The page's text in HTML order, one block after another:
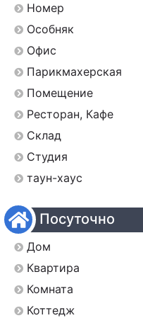
Номер
Особняк
Офис
Парикмахерская
Помещение
Ресторан, Кафе
Склад
Студия
таун-хаус
Посуточно
Дом
Квартира
Комната
Коттедж